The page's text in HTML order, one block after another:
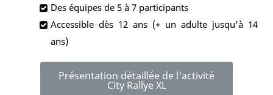
Des équipes de 5 à 7 participants
Accessible dès 12 ans (+ un adulte jusqu'à 14
ans)
Présentation détaillée de l'activité
City Rallye XL